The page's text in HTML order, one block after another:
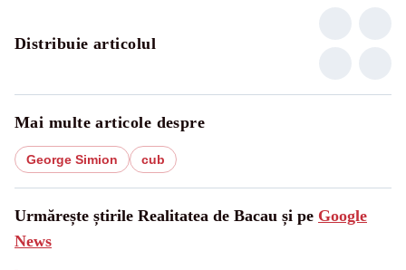
Distribuie articolul
Mai multe articole despre
George Simion cub
Urmărește știrile Realitatea de Bacau și pe Google
News